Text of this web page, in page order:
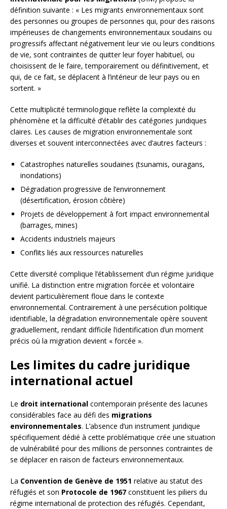
définition suivante : « Les migrants environnementaux sont
des personnes ou groupes de personnes qui, pour des raisons
impérieuses de changements environnementaux soudains ou
progressifs affectant négativement leur vie ou leurs conditions
de vie, sont contraintes de quitter leur foyer habituel, ou
choisissent de le faire, temporairement ou définitivement, et
qui, de ce fait, se déplacent à l’intérieur de leur pays ou en
sortent. »
Cette multiplicité terminologique reflète la complexité du
phénomène et la difficulté d’établir des catégories juridiques
claires. Les causes de migration environnementale sont
diverses et souvent interconnectées avec d’autres facteurs :
Catastrophes naturelles soudaines (tsunamis, ouragans,
inondations)
Dégradation progressive de l’environnement
(désertification, érosion côtière)
Projets de développement à fort impact environnemental
(barrages, mines)
Accidents industriels majeurs
Conflits liés aux ressources naturelles
Cette diversité complique l’établissement d’un régime juridique
unifié. La distinction entre migration forcée et volontaire
devient particulièrement floue dans le contexte
environnemental. Contrairement à une persécution politique
identifiable, la dégradation environnementale opère souvent
graduellement, rendant difficile l’identification d’un moment
précis où la migration devient « forcée ».
Les limites du cadre juridique
international actuel
Le droit international contemporain présente des lacunes
considérables face au défi des migrations
environnementales. L’absence d’un instrument juridique
spécifiquement dédié à cette problématique crée une situation
de vulnérabilité pour des millions de personnes contraintes de
se déplacer en raison de facteurs environnementaux.
La Convention de Genève de 1951 relative au statut des
réfugiés et son Protocole de 1967 constituent les piliers du
régime international de protection des réfugiés. Cependant,